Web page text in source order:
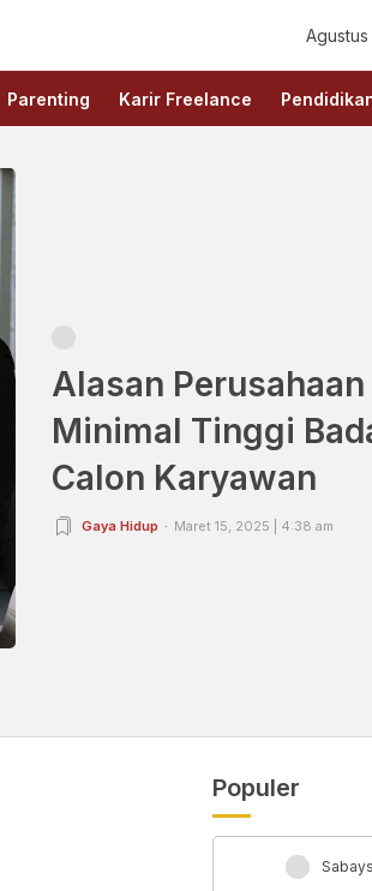
Parenting Karir Freelance
Alasan
Minimal Tinggi
Calon Karyawan
Gaya Hidup Maret 15, 2025 | 4:38 am
Populer